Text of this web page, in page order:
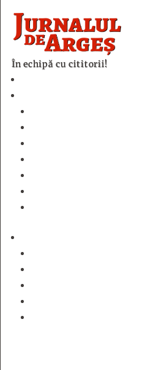
În echipă cu cititorii!